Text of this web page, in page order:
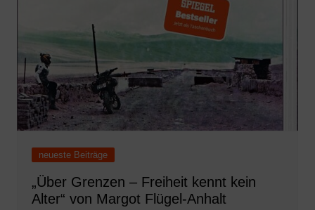
neueste Beiträge
„Über Grenzen – Freiheit kennt kein
Alter“ von Margot Flügel-Anhalt